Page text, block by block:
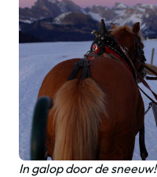
In galop door de sneeuw!